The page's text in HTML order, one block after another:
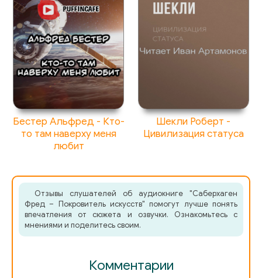
Бестер Альфред - Кто-
то там наверху меня
любит
Шекли Роберт -
Цивилизация статуса
Отзывы слушателей об аудиокниге "Саберхаген
Фред – Покровитель искусств" помогут лучше понять
впечатления от сюжета и озвучки. Ознакомьтесь с
мнениями и поделитесь своим.
Комментарии